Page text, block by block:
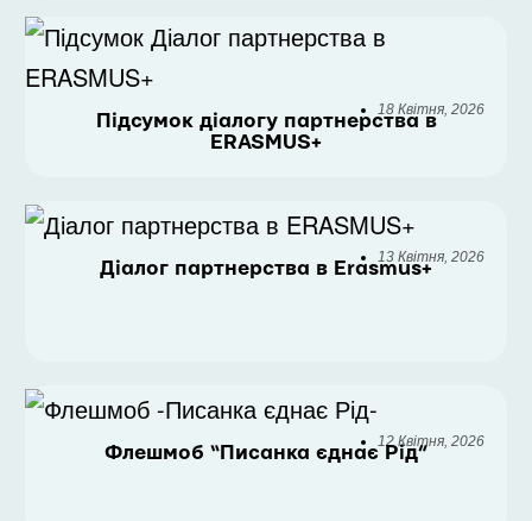
18 Квітня, 2026
Підсумок діалогу партнерства в
ERASMUS+
13 Квітня, 2026
Діалог партнерства в Erasmus+
12 Квітня, 2026
Флешмоб “Писанка єднає Рід”